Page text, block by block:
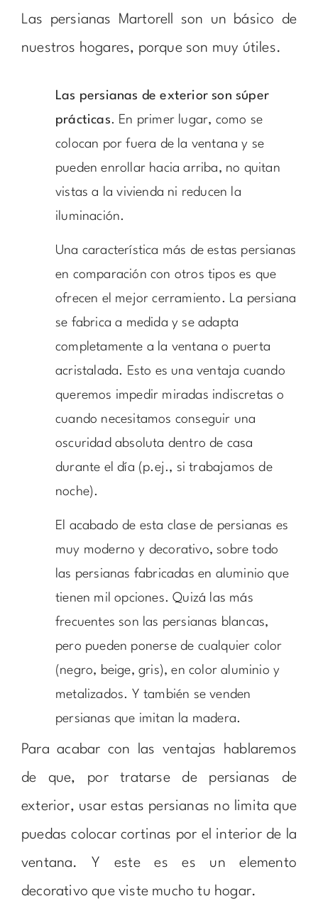
Las persianas Martorell son un básico de
nuestros hogares, porque son muy útiles.
Las persianas de exterior son súper
prácticas. En primer lugar, como se
colocan por fuera de la ventana y se
pueden enrollar hacia arriba, no quitan
vistas a la vivienda ni reducen la
iluminación.
Una característica más de estas persianas
en comparación con otros tipos es que
ofrecen el mejor cerramiento. La persiana
se fabrica a medida y se adapta
completamente a la ventana o puerta
acristalada. Esto es una ventaja cuando
queremos impedir miradas indiscretas o
cuando necesitamos conseguir una
oscuridad absoluta dentro de casa
durante el día (p.ej., si trabajamos de
noche).
El acabado de esta clase de persianas es
muy moderno y decorativo, sobre todo
las persianas fabricadas en aluminio que
tienen mil opciones. Quizá las más
frecuentes son las persianas blancas,
pero pueden ponerse de cualquier color
(negro, beige, gris), en color aluminio y
metalizados. Y también se venden
persianas que imitan la madera.
Para acabar con las ventajas hablaremos
de que, por tratarse de persianas de
exterior, usar estas persianas no limita que
puedas colocar cortinas por el interior de la
ventana. Y este es es un elemento
decorativo que viste mucho tu hogar.